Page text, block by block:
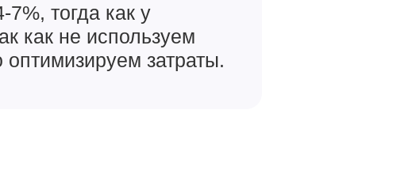
тогда как у
как не используем
затраты.